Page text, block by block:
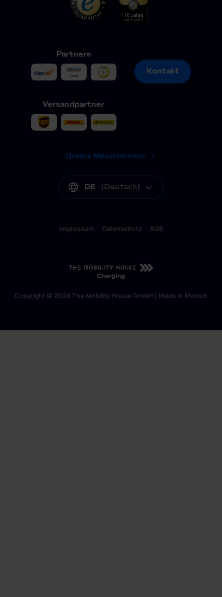
Partners
Versandpartner
Kontakt
Kontakt
Unsere Messetermine
DE (Deutsch)
Copyright © 2026 The Mobility House GmbH | Made in Munich
Impressum Datenschutz AGB